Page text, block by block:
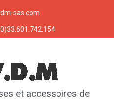
sas.com
et accessoires de